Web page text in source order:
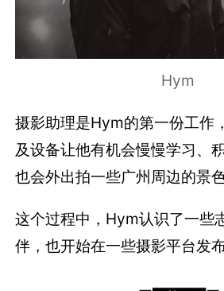
Hym
摄影助理是Hym的第一份工作
及设备让他有机会慢慢学习、
也会外出拍一些广州周边的景色
这个过程中，Hym认识了一些
伴，也开始在一些摄影平台发